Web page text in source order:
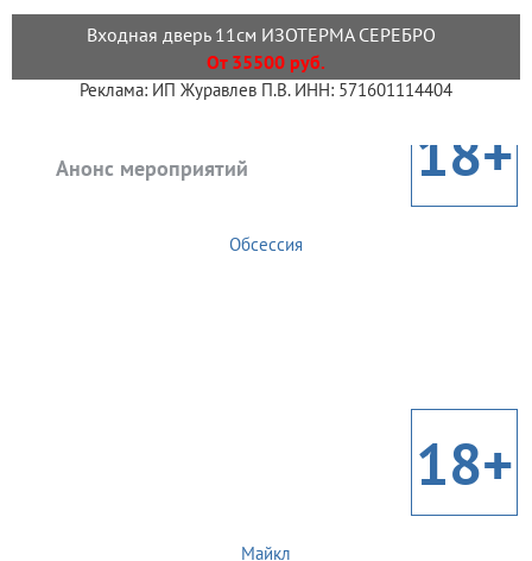
Входная дверь 11см ИЗОТЕРМА СЕРЕБРО
От 35500 руб.
Реклама: ИП Журавлев П.В. ИНН: 571601114404
Анонс мероприятий 18+
Обсессия
18+
Майкл